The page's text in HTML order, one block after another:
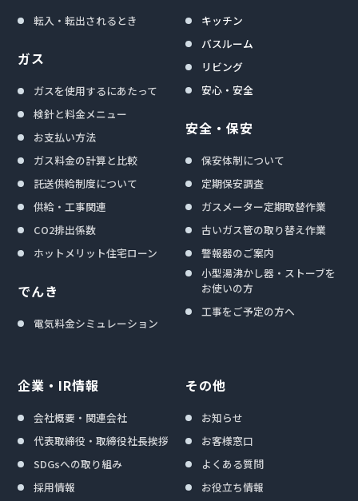
転入・転出されるとき
ガス
ガスを使用するにあたって
検針と料金メニュー
お支払い方法
ガス料金の計算と比較
託送供給制度について
供給・工事関連
CO2排出係数
ホットメリット住宅ローン
でんき
電気料金シミュレーション
キッチン
バスルーム
リビング
安心・安全
安全・保安
保安体制について
定期保安調査
ガスメーター定期取替作業
古いガス管の取り替え作業
警報器のご案内
小型湯沸かし器・ストーブを
お使いの方
工事をご予定の方へ
企業・IR情報
会社概要・関連会社
代表取締役・取締役社長挨拶
SDGsへの取り組み
採用情報
その他
お知らせ
お客様窓口
よくある質問
お役立ち情報